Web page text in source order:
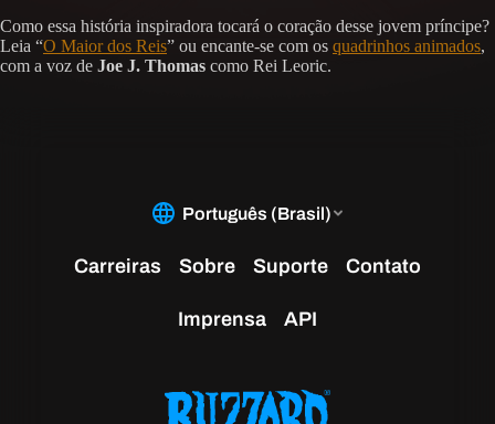
Como essa história inspiradora tocará o coração desse jovem príncipe?
Leia “O Maior dos Reis” ou encante-se com os quadrinhos animados,
com a voz de Joe J. Thomas como Rei Leoric.